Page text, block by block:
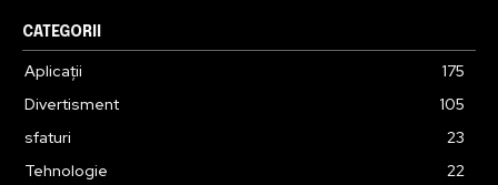
CATEGORII
Aplicații
175
Divertisment
105
sfaturi
23
Tehnologie
22